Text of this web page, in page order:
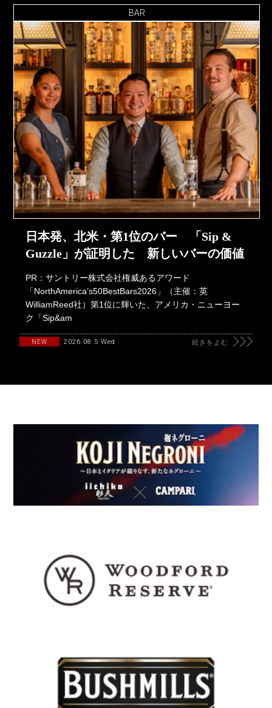
BAR
日本発、北米・第1位のバー 「Sip &
Guzzle」が証明した 新しいバーの価値
PR：サントリー株式会社権威あるアワード
「NorthAmerica’s50BestBars2026」（主催：英
WilliamReed社）第1位に輝いた、アメリカ・ニューヨー
ク「Sip&am
NEW 2026.08.5 Wed 続きをよむ